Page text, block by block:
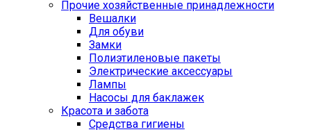
Прочие хозяйственные принадлежности
Вешалки
Для обуви
Замки
Полиэтиленовые пакеты
Электрические аксессуары
Лампы
Насосы для баклажек
Красота и забота
Средства гигиены